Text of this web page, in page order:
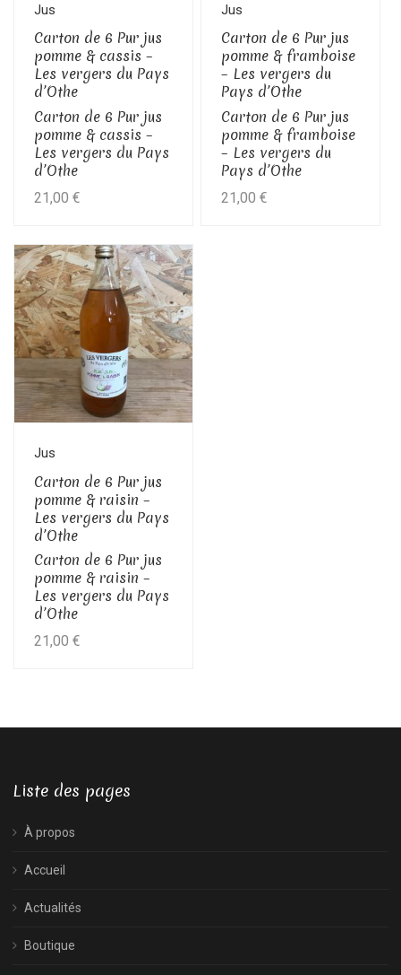
Jus
Carton de 6 Pur jus
pomme & cassis –
Les vergers du Pays
d’Othe
Carton de 6 Pur jus
pomme & cassis –
Les vergers du Pays
d’Othe
21,00 €
Jus
Carton de 6 Pur jus
pomme & framboise
– Les vergers du
Pays d’Othe
Carton de 6 Pur jus
pomme & framboise
– Les vergers du
Pays d’Othe
21,00 €
Jus
Carton de 6 Pur jus
pomme & raisin –
Les vergers du Pays
d’Othe
Carton de 6 Pur jus
pomme & raisin –
Les vergers du Pays
d’Othe
21,00 €
Liste des pages
À propos
Accueil
Actualités
Boutique